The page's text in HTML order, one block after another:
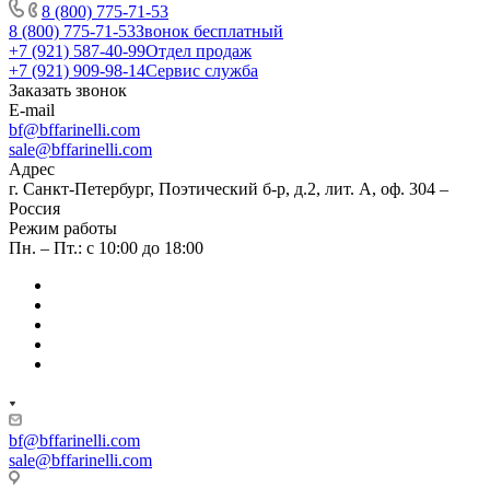
8 (800) 775-71-53
8 (800) 775-71-53Звонок бесплатный
+7 (921) 587-40-99Отдел продаж
+7 (921) 909-98-14Сервис служба
Заказать звонок
E-mail
bf@bffarinelli.com
sale@bffarinelli.com
Адрес
г. Санкт-Петербург, Поэтический б-р, д.2, лит. А, оф. 304 –
Россия
Режим работы
Пн. – Пт.: с 10:00 до 18:00
bf@bffarinelli.com
sale@bffarinelli.com